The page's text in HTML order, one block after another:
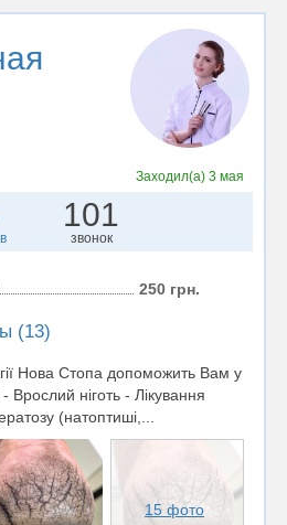
Заходил(а)3 мая
101
звонок
250 грн.
(13)
Нова Стопа допоможить Вам у
Врослий ніготь - Лікування
(натоптиші,...
15 фото